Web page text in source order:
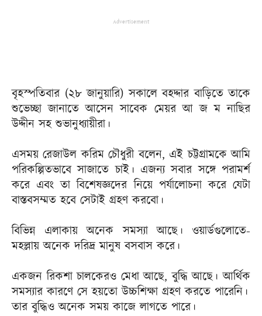
Advertisement
বৃহস্পতিবার (২৮ জানুয়ারি) সকালে বহদ্দার বাড়িতে তাকে
শুভেচ্ছা জানাতে আসেন সাবেক মেয়র আ জ ম নাছির
উদ্দীন সহ শুভানুধ্যায়ীরা।
এসময় রেজাউল করিম চৌধুরী বলেন, এই চট্টগ্রামকে আমি
পরিকল্পিতভাবে সাজাতে চাই। এজন্য সবার সঙ্গে পরামর্শ
করে এবং তা বিশেষজ্ঞদের নিয়ে পর্যালোচনা করে যেটা
বাস্তবসম্মত হবে সেটাই গ্রহণ করবো।
বিভিন্ন এলাকায় অনেক সমস্যা আছে। ওয়ার্ডগুলোতে-
মহল্লায় অনেক দরিদ্র মানুষ বসবাস করে।
একজন রিকশা চালকেরও মেধা আছে, বুদ্ধি আছে। আর্থিক
সমস্যার কারণে সে হয়তো উচ্চশিক্ষা গ্রহণ করতে পারেনি।
তার বুদ্ধিও অনেক সময় কাজে লাগতে পারে।